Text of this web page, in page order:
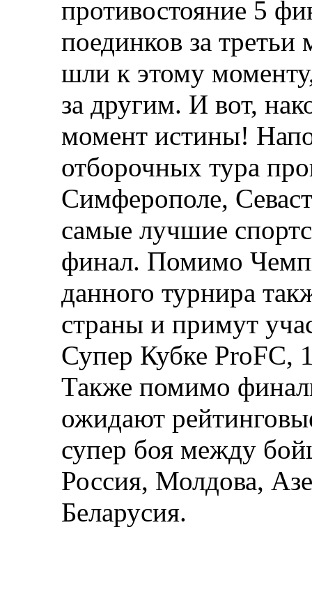
противостояние 5
поединков за
шли к этому
за другим. И вот,
момент истины!
отборочных тура
Симферополе,
самые лучшие
финал. Помимо
данного турнира
страны и примут
Супер Кубке ProFC,
Также помимо
ожидают
супер боя между
Россия, Молдова,
Беларусия.